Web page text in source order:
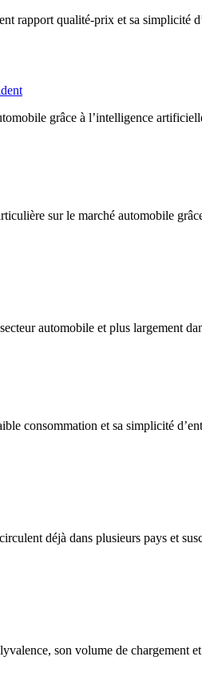
rapport qualité-prix et sa simplicité
grâce à l’intelligence
sur le marché automobile
automobile et plus largement
consommation et sa simplicité
déjà dans plusieurs pays et
son volume de chargement